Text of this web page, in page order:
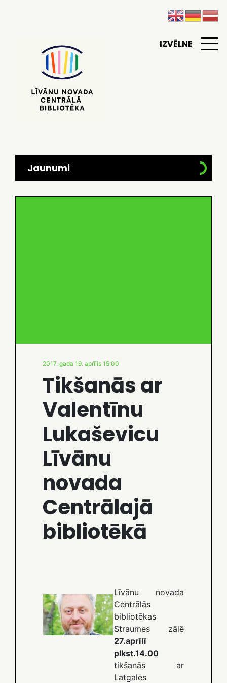
IZVĒLNE
Jaunumi
2017. gada 19. aprīlis 15:00
Tikšanās ar
Valentīnu
Lukaševicu
Līvānu
novada
Centrālajā
bibliotēkā
Līvānu novada
Centrālās
bibliotēkas
Straumes zālē
27.aprīlī
plkst.14.00
tikšanās ar
Latgales